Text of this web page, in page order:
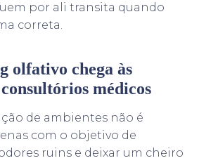
por ali transita quando
correta.
olfativo chega às
médicos
de ambientes não é
com o objetivo de
ruins e deixar um cheiro